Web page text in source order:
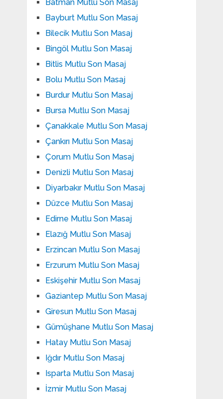
Batman Mutlu Son Masaj
Bayburt Mutlu Son Masaj
Bilecik Mutlu Son Masaj
Bingöl Mutlu Son Masaj
Bitlis Mutlu Son Masaj
Bolu Mutlu Son Masaj
Burdur Mutlu Son Masaj
Bursa Mutlu Son Masaj
Çanakkale Mutlu Son Masaj
Çankırı Mutlu Son Masaj
Çorum Mutlu Son Masaj
Denizli Mutlu Son Masaj
Diyarbakır Mutlu Son Masaj
Düzce Mutlu Son Masaj
Edirne Mutlu Son Masaj
Elazığ Mutlu Son Masaj
Erzincan Mutlu Son Masaj
Erzurum Mutlu Son Masaj
Eskişehir Mutlu Son Masaj
Gaziantep Mutlu Son Masaj
Giresun Mutlu Son Masaj
Gümüşhane Mutlu Son Masaj
Hatay Mutlu Son Masaj
Iğdır Mutlu Son Masaj
Isparta Mutlu Son Masaj
İzmir Mutlu Son Masaj